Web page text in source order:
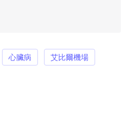
心臟病 艾比爾機場